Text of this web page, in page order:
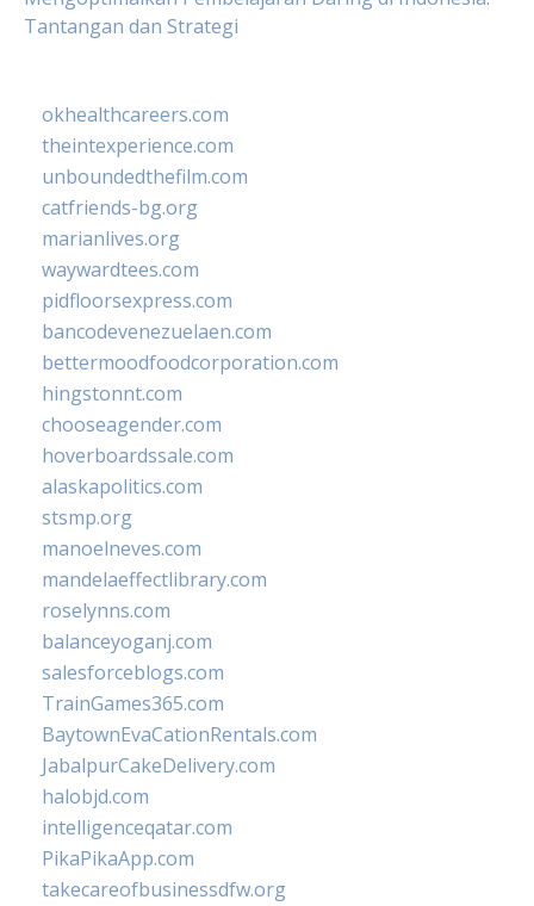
Tantangan dan Strategi
okhealthcareers.com
theintexperience.com
unboundedthefilm.com
catfriends-bg.org
marianlives.org
waywardtees.com
pidfloorsexpress.com
bancodevenezuelaen.com
bettermoodfoodcorporation.com
hingstonnt.com
chooseagender.com
hoverboardssale.com
alaskapolitics.com
stsmp.org
manoelneves.com
mandelaeffectlibrary.com
roselynns.com
balanceyoganj.com
salesforceblogs.com
TrainGames365.com
BaytownEvaCationRentals.com
JabalpurCakeDelivery.com
halobjd.com
intelligenceqatar.com
PikaPikaApp.com
takecareofbusinessdfw.org